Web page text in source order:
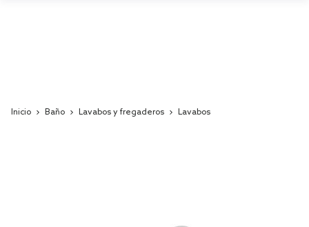
Inicio Baño Lavabos y fregaderos Lavabos